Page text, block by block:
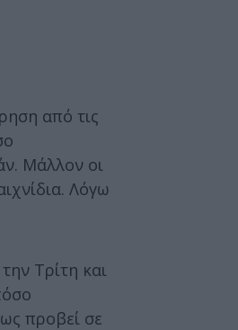
από τις
Μάλλον οι
Λόγω
Τρίτη και
προβεί σε